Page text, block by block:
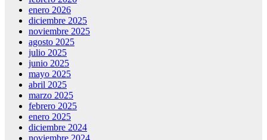
enero 2026
diciembre 2025
noviembre 2025
agosto 2025
julio 2025
junio 2025
mayo 2025
abril 2025
marzo 2025
febrero 2025
enero 2025
diciembre 2024
noviembre 2024